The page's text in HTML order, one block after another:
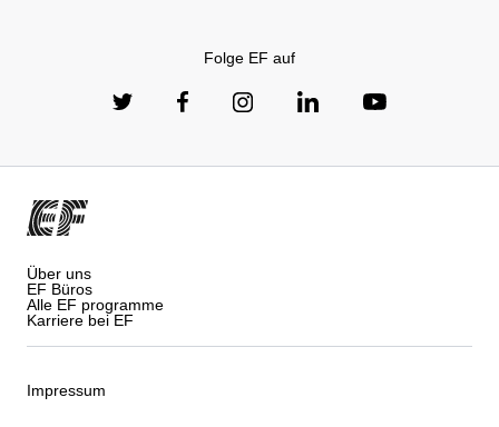
Folge EF auf
Über uns
EF Büros
Alle EF programme
Karriere bei EF
Impressum